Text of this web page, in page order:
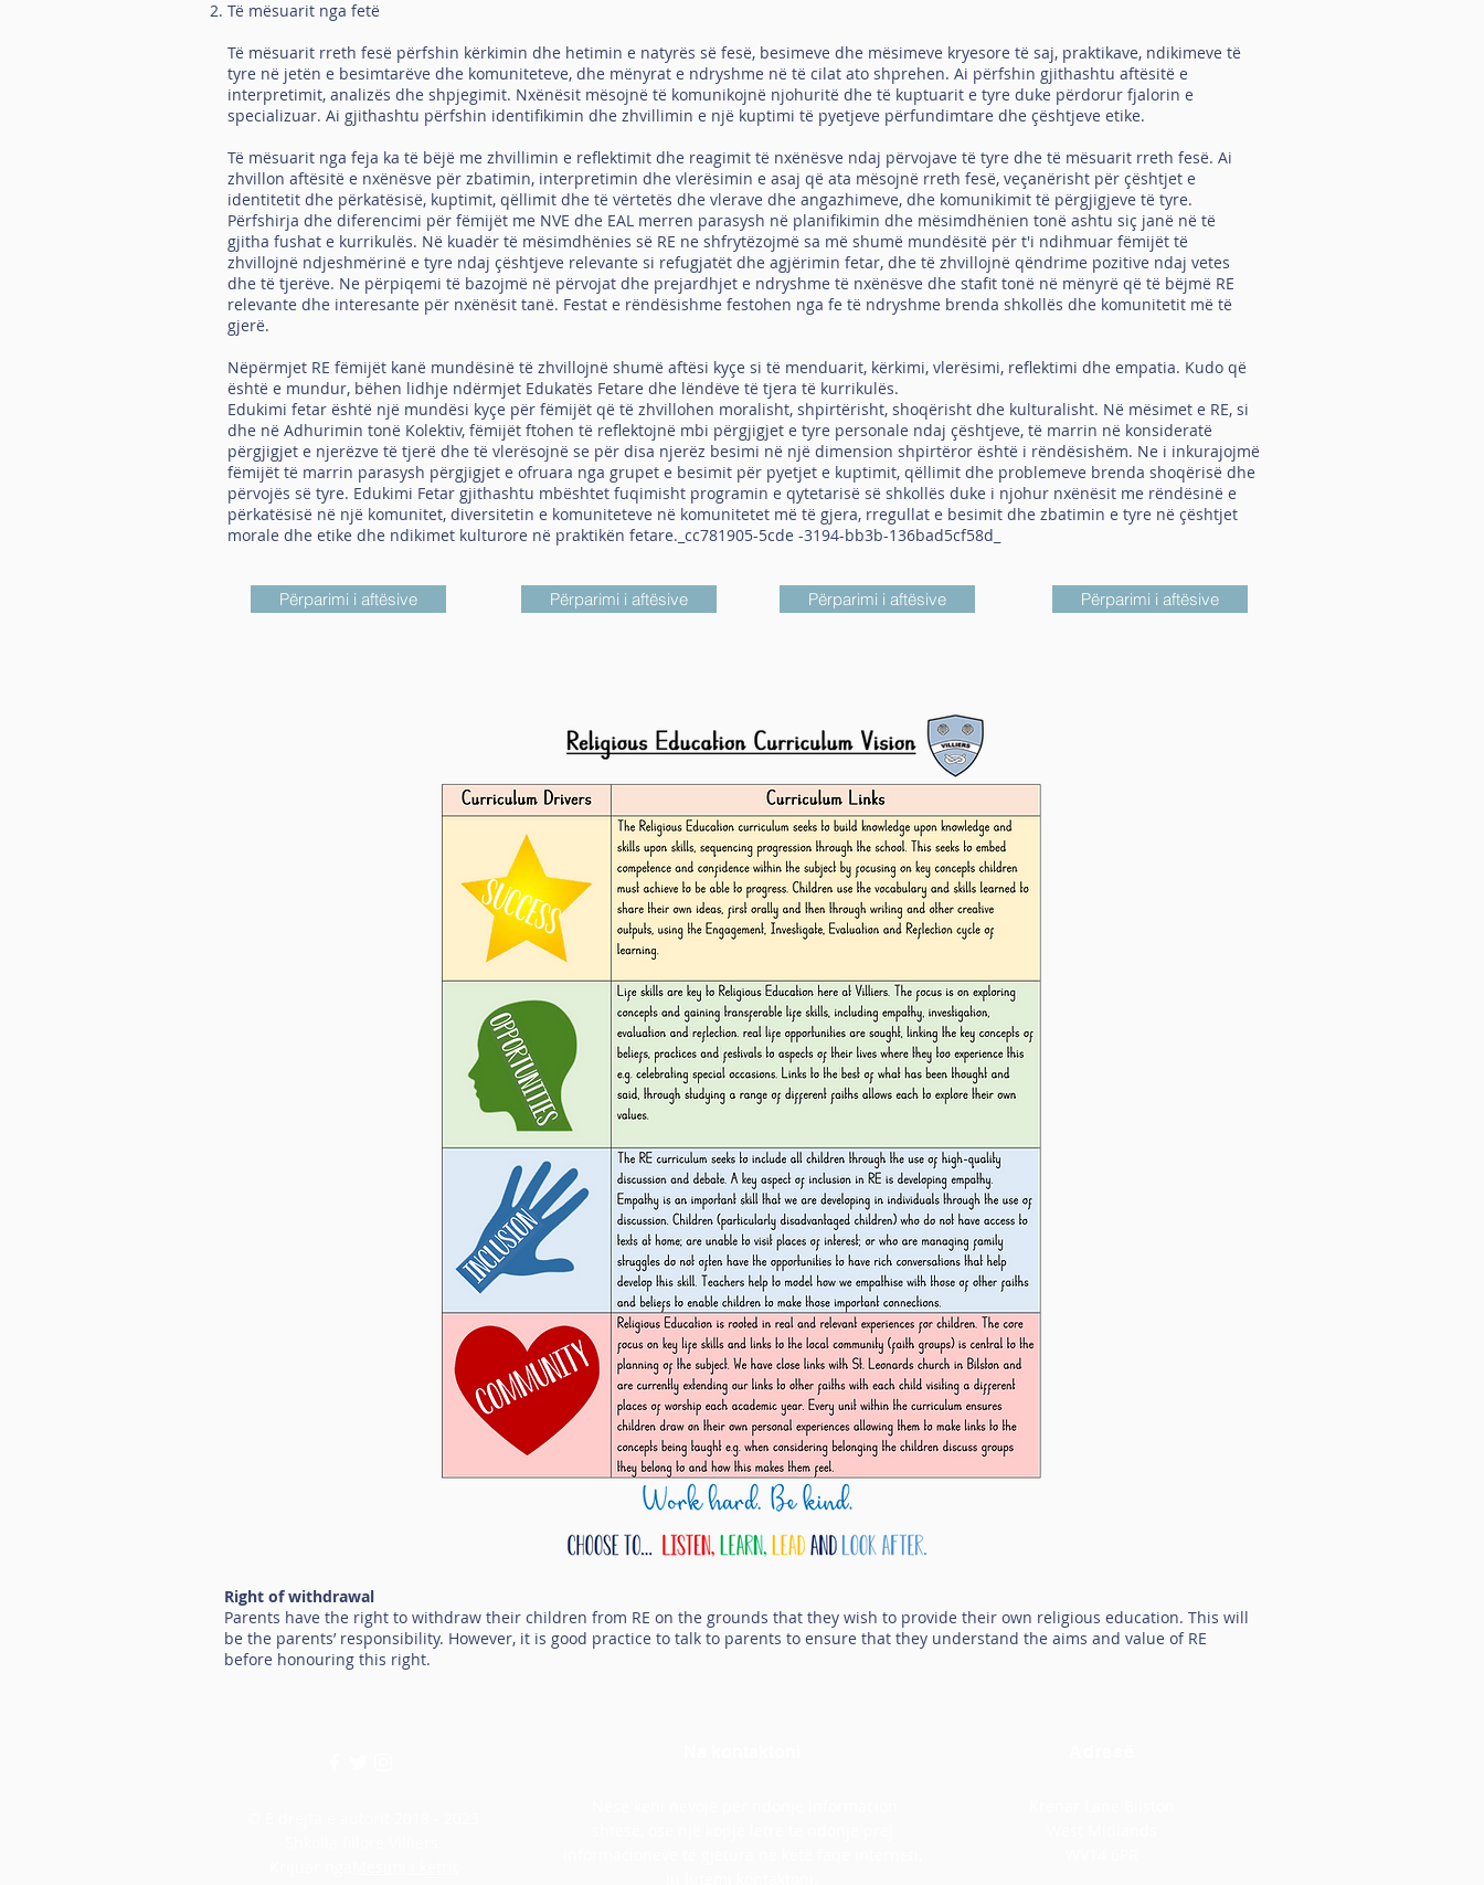
Të mësuarit nga fetë
Të mësuarit rreth fesë përfshin kërkimin dhe hetimin e natyrës së fesë, besimeve dhe mësimeve kryesore të saj, praktikave, ndikimeve të
tyre në jetën e besimtarëve dhe komuniteteve, dhe mënyrat e ndryshme në të cilat ato shprehen. Ai përfshin gjithashtu aftësitë e
interpretimit, analizës dhe shpjegimit. Nxënësit mësojnë të komunikojnë njohuritë dhe të kuptuarit e tyre duke përdorur fjalorin e
specializuar. Ai gjithashtu përfshin identifikimin dhe zhvillimin e një kuptimi të pyetjeve përfundimtare dhe çështjeve etike.
Të mësuarit nga feja ka të bëjë me zhvillimin e reflektimit dhe reagimit të nxënësve ndaj përvojave të tyre dhe të mësuarit rreth fesë. Ai
zhvillon aftësitë e nxënësve për zbatimin, interpretimin dhe vlerësimin e asaj që ata mësojnë rreth fesë, veçanërisht për çështjet e
identitetit dhe përkatësisë, kuptimit, qëllimit dhe të vërtetës dhe vlerave dhe angazhimeve, dhe komunikimit të përgjigjeve të tyre.
Përfshirja dhe diferencimi për fëmijët me NVE dhe EAL merren parasysh në planifikimin dhe mësimdhënien tonë ashtu siç janë në të
gjitha fushat e kurrikulës. Në kuadër të mësimdhënies së RE ne shfrytëzojmë sa më shumë mundësitë për t'i ndihmuar fëmijët të
zhvillojnë ndjeshmërinë e tyre ndaj çështjeve relevante si refugjatët dhe agjërimin fetar, dhe të zhvillojnë qëndrime pozitive ndaj vetes
dhe të tjerëve. Ne përpiqemi të bazojmë në përvojat dhe prejardhjet e ndryshme të nxënësve dhe stafit tonë në mënyrë që të bëjmë RE
relevante dhe interesante për nxënësit tanë. Festat e rëndësishme festohen nga fe të ndryshme brenda shkollës dhe komunitetit më të
gjerë.
Nëpërmjet RE fëmijët kanë mundësinë të zhvillojnë shumë aftësi kyçe si të menduarit, kërkimi, vlerësimi, reflektimi dhe empatia. Kudo që
është e mundur, bëhen lidhje ndërmjet Edukatës Fetare dhe lëndëve të tjera të kurrikulës.
Edukimi fetar është një mundësi kyçe për fëmijët që të zhvillohen moralisht, shpirtërisht, shoqërisht dhe kulturalisht. Në mësimet e RE, si
dhe në Adhurimin tonë Kolektiv, fëmijët ftohen të reflektojnë mbi përgjigjet e tyre personale ndaj çështjeve, të marrin në konsideratë
përgjigjet e njerëzve të tjerë dhe të vlerësojnë se për disa njerëz besimi në një dimension shpirtëror është i rëndësishëm. Ne i inkurajojmë
fëmijët të marrin parasysh përgjigjet e ofruara nga grupet e besimit për pyetjet e kuptimit, qëllimit dhe problemeve brenda shoqërisë dhe
përvojës së tyre. Edukimi Fetar gjithashtu mbështet fuqimisht programin e qytetarisë së shkollës duke i njohur nxënësit me rëndësinë e
përkatësisë në një komunitet, diversitetin e komuniteteve në komunitetet më të gjera, rregullat e besimit dhe zbatimin e tyre në çështjet
morale dhe etike dhe ndikimet kulturore në praktikën fetare._cc781905-5cde -3194-bb3b-136bad5cf58d_
Përparimi i aftësive Përparimi i aftësive Përparimi i aftësive Përparimi i aftësive
Right of withdrawal
Parents have the right to withdraw their children from RE on the grounds that they wish to provide their own religious education. This will
be the parents’ responsibility. However, it is good practice to talk to parents to ensure that they understand the aims and value of RE
before honouring this right.